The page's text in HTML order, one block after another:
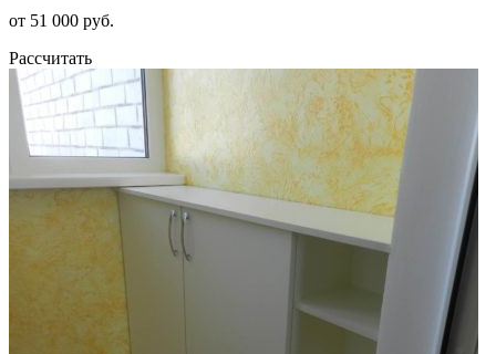
от 51 000 руб.
Рассчитать